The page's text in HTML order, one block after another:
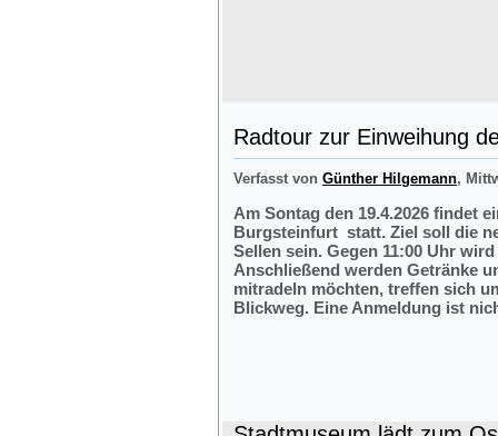
Radtour zur Einweihung
Verfasst von Günther Hilgemann,
Am Sontag den 19.4.2026 findet
Burgsteinfurt statt. Ziel soll die
Sellen sein. Gegen 11:00 Uhr
Anschließend werden Getränke
mitradeln möchten, treffen sich
Blickweg. Eine Anmeldung ist